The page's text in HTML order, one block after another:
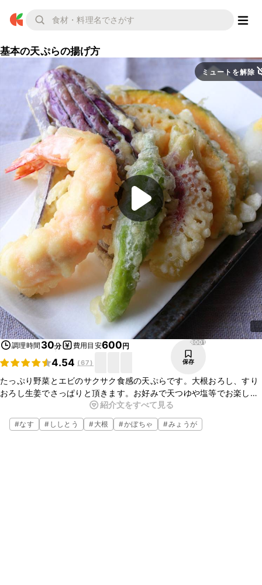
基本の天ぷらの揚げ方
ミュートを解除
調理時間 30分 費用目安600円
4.54 (67)
8001
保存
たっぷり野菜とエビのサクサク食感の天ぷらです。大根おろし、すり
おろし生姜でさっぱりと頂きます。お好みで天つゆや塩等でお楽しみ
下さい。ごはんに乗せたり、うどんやそばに乗せたり、アレンジする
のもおすすめですよ。
紹介文をすべて見る
#なす # ししとう #大根 #かぼちゃ #みょうが